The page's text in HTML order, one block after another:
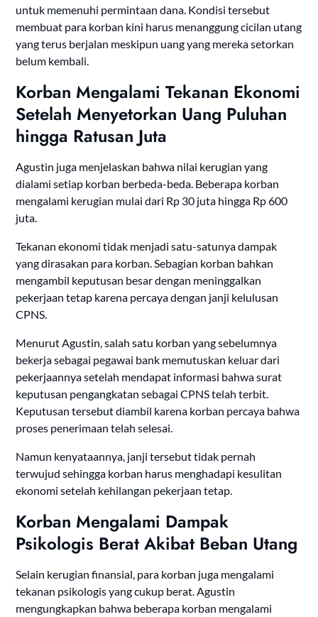
untuk memenuhi permintaan dana. Kondisi tersebut
membuat para korban kini harus menanggung cicilan utang
yang terus berjalan meskipun uang yang mereka setorkan
belum kembali.
Korban Mengalami Tekanan Ekonomi
Setelah Menyetorkan Uang Puluhan
hingga Ratusan Juta
Agustin juga menjelaskan bahwa nilai kerugian yang
dialami setiap korban berbeda-beda. Beberapa korban
mengalami kerugian mulai dari Rp 30 juta hingga Rp 600
juta.
Tekanan ekonomi tidak menjadi satu-satunya dampak
yang dirasakan para korban. Sebagian korban bahkan
mengambil keputusan besar dengan meninggalkan
pekerjaan tetap karena percaya dengan janji kelulusan
CPNS.
Menurut Agustin, salah satu korban yang sebelumnya
bekerja sebagai pegawai bank memutuskan keluar dari
pekerjaannya setelah mendapat informasi bahwa surat
keputusan pengangkatan sebagai CPNS telah terbit.
Keputusan tersebut diambil karena korban percaya bahwa
proses penerimaan telah selesai.
Namun kenyataannya, janji tersebut tidak pernah
terwujud sehingga korban harus menghadapi kesulitan
ekonomi setelah kehilangan pekerjaan tetap.
Korban Mengalami Dampak
Psikologis Berat Akibat Beban Utang
Selain kerugian finansial, para korban juga mengalami
tekanan psikologis yang cukup berat. Agustin
mengungkapkan bahwa beberapa korban mengalami